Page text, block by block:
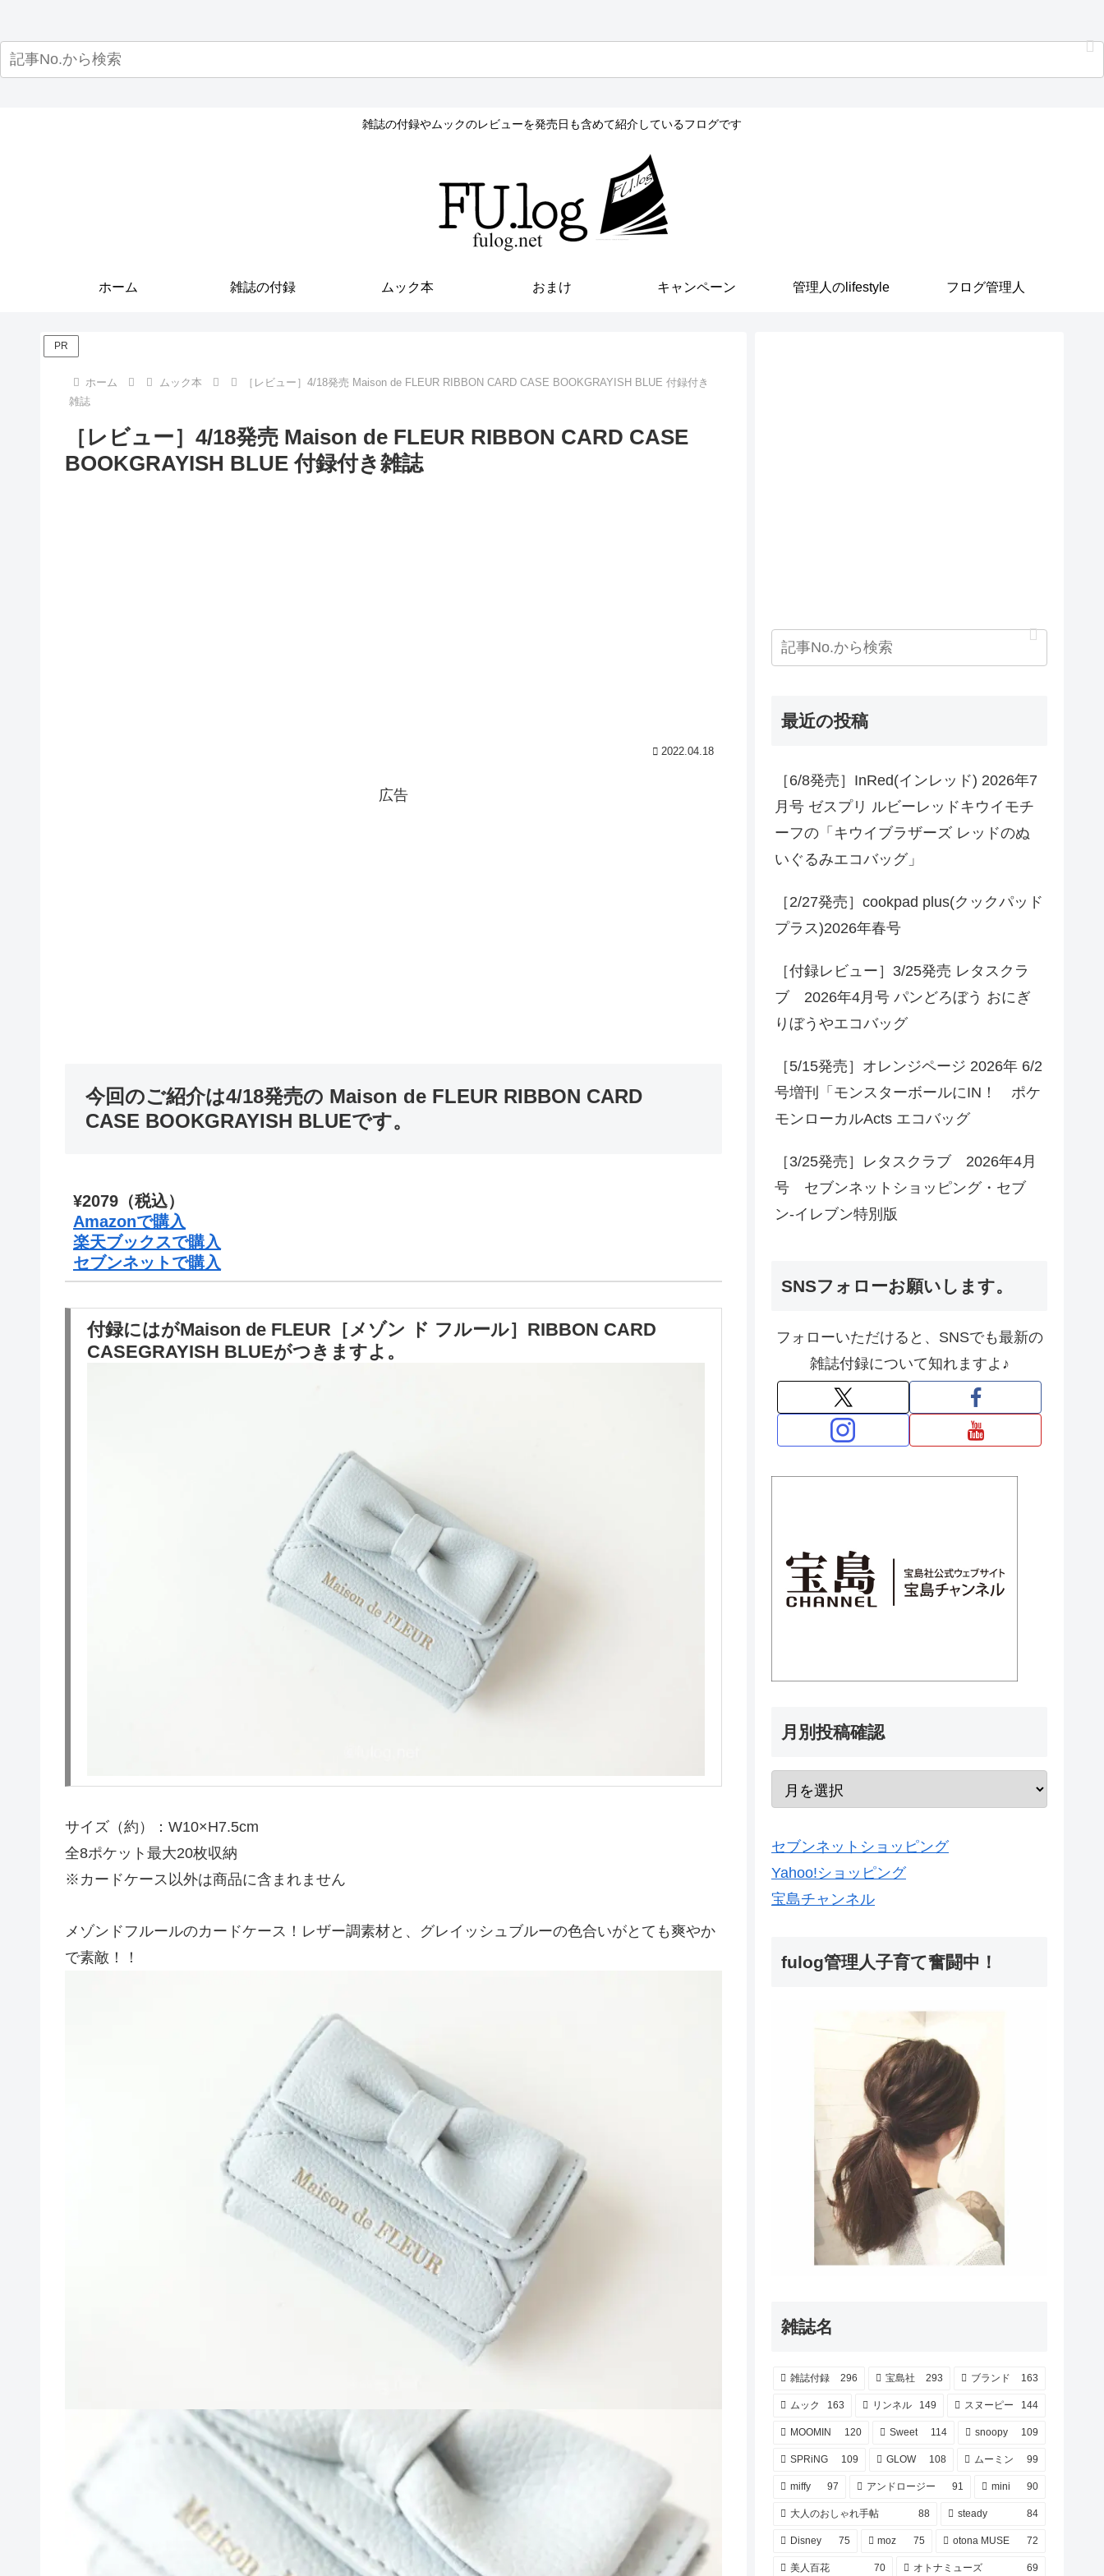
雑誌の付録やムックのレビューを発売日も含めて紹介しているフログです
ホーム 雑誌の付録 ムック本 おまけ キャンペーン 管理人のlifestyle フログ管理人
PR
ホーム ムック本
［レビュー］4/18発売 Maison de FLEUR RIBBON CARD CASE BOOKGRAYISH BLUE 付録付き
雑誌
［レビュー］4/18発売 Maison de FLEUR RIBBON CARD CASE
BOOKGRAYISH BLUE 付録付き雑誌
2022.04.18
広告
今回のご紹介は4/18発売の Maison de FLEUR RIBBON CARD
CASE BOOKGRAYISH BLUEです。
¥2079（税込）
Amazonで購入
楽天ブックスで購入
セブンネットで購入
付録にはがMaison de FLEUR［メゾン ド フルール］RIBBON CARD
CASEGRAYISH BLUEがつきますよ。
サイズ（約）：W10×H7.5cm
全8ポケット最大20枚収納
※カードケース以外は商品に含まれません
メゾンドフルールのカードケース！レザー調素材と、グレイッシュブルーの色合いがとても爽やか
で素敵！！
最近の投稿
［6/8発売］InRed(インレッド) 2026年7
月号 ゼスプリ ルビーレッドキウイモチ
ーフの「キウイブラザーズ レッドのぬ
いぐるみエコバッグ」
［2/27発売］cookpad plus(クックパッド
プラス)2026年春号
［付録レビュー］3/25発売 レタスクラ
ブ 2026年4月号 パンどろぼう おにぎ
りぼうやエコバッグ
［5/15発売］オレンジページ 2026年 6/2
号増刊「モンスターボールにIN！ ポケ
モンローカルActs エコバッグ
［3/25発売］レタスクラブ 2026年4月
号 セブンネットショッピング・セブ
ン‐イレブン特別版
SNSフォローお願いします。
フォローいただけると、SNSでも最新の
雑誌付録について知れますよ♪
月別投稿確認
セブンネットショッピング
Yahoo!ショッピング
宝島チャンネル
fulog管理人子育て奮闘中！
雑誌名
雑誌付録 296 宝島社 293 ブランド 163
ムック 163 リンネル 149 スヌーピー 144
MOOMIN 120 Sweet 114 snoopy 109
SPRiNG 109 GLOW 108 ムーミン 99
miffy 97 アンドロージー 91 mini 90
大人のおしゃれ手帖 88 steady 84
Disney 75 moz 75 otona MUSE 72
美人百花 70 オトナミューズ 69